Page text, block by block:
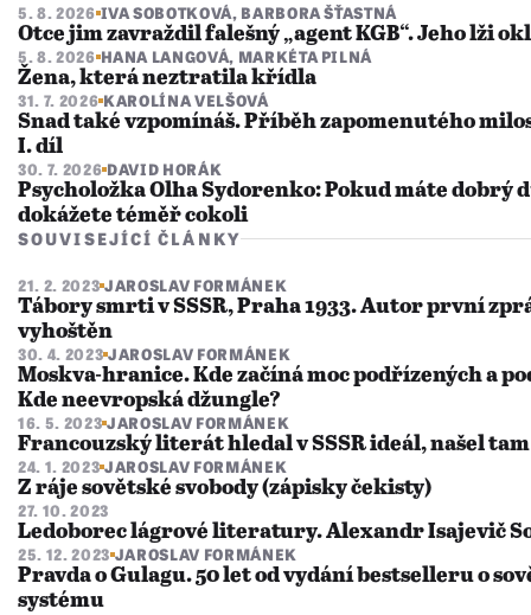
5. 8. 2026 IVA SOBOTKOVÁ, BARBORA ŠŤASTNÁ
Otce jim zavraždil falešný „agent KGB“. Jeho lži
5. 8. 2026 HANA LANGOVÁ, MARKÉTA PILNÁ
Žena, která neztratila křídla
31. 7. 2026 KAROLÍNA VELŠOVÁ
Snad také vzpomínáš. Příběh zapomenutého
I. díl
30. 7. 2026 DAVID HORÁK
Psycholožka Olha Sydorenko: Pokud máte dobrý
dokážete téměř cokoli
SOUVISEJÍCÍ ČLÁNKY
21. 2. 2023 JAROSLAV FORMÁNEK
Tábory smrti v SSSR, Praha 1933. Autor první
vyhoštěn
30. 4. 2023 JAROSLAV FORMÁNEK
Moskva-hranice. Kde začíná moc podřízených a
Kde neevropská džungle?
16. 5. 2023 JAROSLAV FORMÁNEK
Francouzský literát hledal v SSSR ideál, našel
24. 1. 2023 JAROSLAV FORMÁNEK
Z ráje sovětské svobody (zápisky čekisty)
27. 10. 2023
Ledoborec lágrové literatury. Alexandr Isajevič
25. 12. 2023 JAROSLAV FORMÁNEK
Pravda o Gulagu. 50 let od vydání bestselleru o
systému